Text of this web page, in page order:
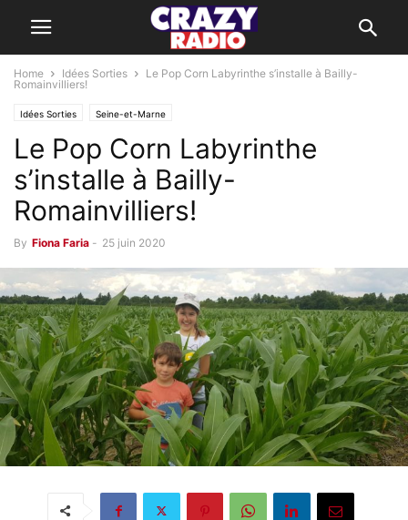
Home Idées Sorties
Le Pop Corn Labyrinthe s’installe à Bailly-
Romainvilliers!
Idées Sorties Seine-et-Marne
Le Pop Corn Labyrinthe
s’installe à Bailly-
Romainvilliers!
By Fiona Faria - 25 juin 2020